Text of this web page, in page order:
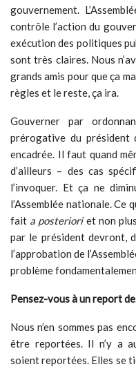
gouvernement.
contrôle l’action du
exécution des politiques
sont très claires. Nous
grands amis pour que ça
règles et le reste, ça ira.
Gouverner par
prérogative du président
encadrée. Il faut quand
d’ailleurs – des cas
l’invoquer. Et ça ne
l’Assemblée nationale. Ce
fait a posterioriet non plus
par le président devront,
l’approbation de
problème
Pensez-vous à un report
Nous n’en sommes pas
être reportées. Il n’y a
soient reportées. Elles se